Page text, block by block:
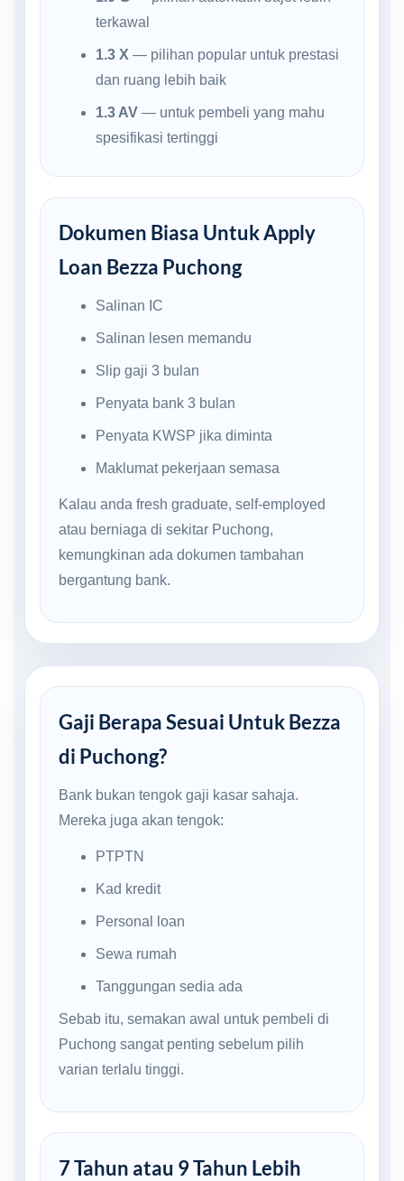
terkawal
1.3 X — pilihan popular untuk prestasi
dan ruang lebih baik
1.3 AV— untuk pembeli yang mahu
spesifikasi tertinggi
Dokumen Biasa Untuk Apply
Loan Bezza Puchong
Salinan IC
Salinan lesen memandu
Slip gaji 3 bulan
Penyata bank 3 bulan
Penyata KWSP jika diminta
Maklumat pekerjaan semasa
Kalau anda fresh graduate, self-employed
atau berniaga di sekitar Puchong,
kemungkinan ada dokumen tambahan
bergantung bank.
Gaji Berapa Sesuai Untuk Bezza
di Puchong?
Bank bukan tengok gaji kasar sahaja.
Mereka juga akan tengok:
PTPTN
Kad kredit
Personal loan
Sewa rumah
Tanggungan sedia ada
Sebab itu, semakan awal untuk pembeli di
Puchong sangat penting sebelum pilih
varian terlalu tinggi.
7 Tahun atau 9 Tahun Lebih